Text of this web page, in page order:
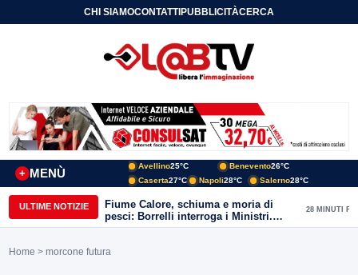
CHI SIAMOCONTATTIPUBBLICITÀCERCA
MENÙ
+
Avellino25°C Benevento26°C
Caserta27°C Napoli28°C Salerno28°C
ULTIME NOTIZIE
Fiume Calore, schiuma e moria di
pesci: Borrelli interroga i Ministri.
“Benevento paga l’assenza del
28 MINUTI FA
Home > morcone futura